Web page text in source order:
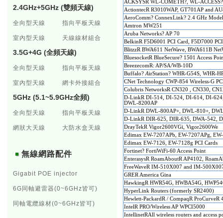
2.4GHz+5GHz (雙頻天線)
全向型天線 指向平板天線
室內型天線 天線線材組合
3.5G+4G (全頻天線)
全向型天線 指向平板天線
室內型天線 網卡外接組合
5GHz (5.1~5.9GHz全頻)
全向型天線 指向平板天線
網狀大天線 大防水盒天線
無線網路配件
Gigabit POE injector
6G同軸避雷器(0~6GHz皆可)
同軸電纜線材(0~6GHz皆可)
ACKSYSR WL-COMETH?, WL-
ActiontecR R3010WAP, GT701AP and
AeroComm? ConnexLink? 2.4 GHz
Amtron MW251
Aruba Networks? AP 70
BelkinR F5D6001 PCI Card, F5D7000
BlitzzR BWA611 NetWave, BWA611B
BluesocketR BlueSecure? 1501 Access
BreezecomR: AP/SA/WB-10D
Buffalo?AirStation? WHR-G54S, WHR-
CNet Technology CWP-854 Wireless-G
Colubris NetworksR CN320 , CN330,
D-LinkR DI-514, DI-524, DI-614, DI-
DWL-8200AP
D-LinkR DWL-800AP+, DWL-810+,
D-LinkR DIR-625, DIR-635, DWA-542,
DrayTekR Vigor2600VGi, Vigor2600We
Edimax EW-7207APb, EW-7207APg,
Edimax EW-7126, EW-7128g PCI Cards
Fortinet? FortiWiFi-60 Access Point
EnterasysR RoamAboutR AP4102,
FreeWaveR IM-510X007 and IM-
GRER America Gina
HawkingR HWR54G, HWBA54G,
HyperLink Routers (formerly SR2400)
Hewlett-PackardR / CompaqR
IntelR PRO/Wireless AP WPCI5000
IntellinetRAll wireless routers and access